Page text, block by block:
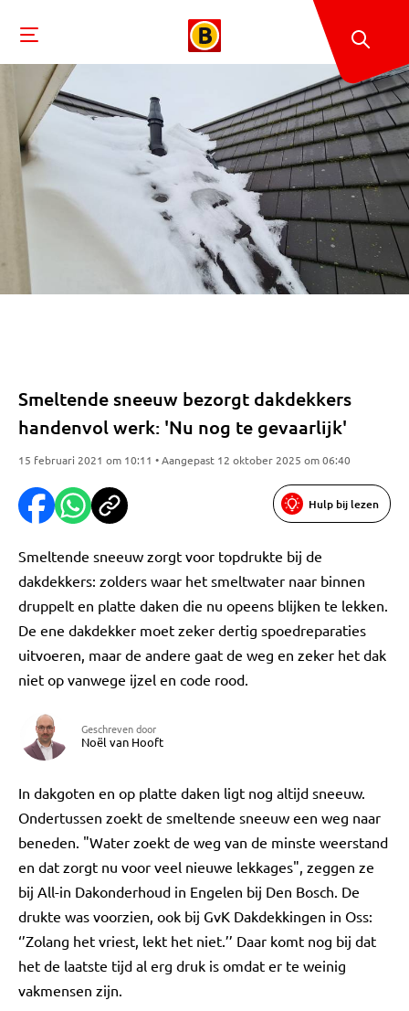
Smeltende sneeuw bezorgt dakdekkers
handenvol werk: 'Nu nog te gevaarlijk'
15 februari 2021 om 10:11 • Aangepast 12 oktober 2025 om 06:40
Hulp bij lezen
Smeltende sneeuw zorgt voor topdrukte bij de
dakdekkers: zolders waar het smeltwater naar binnen
druppelt en platte daken die nu opeens blijken te lekken.
De ene dakdekker moet zeker dertig spoedreparaties
uitvoeren, maar de andere gaat de weg en zeker het dak
niet op vanwege ijzel en code rood.
Geschreven door
Noël van Hooft
In dakgoten en op platte daken ligt nog altijd sneeuw.
Ondertussen zoekt de smeltende sneeuw een weg naar
beneden. "Water zoekt de weg van de minste weerstand
en dat zorgt nu voor veel nieuwe lekkages", zeggen ze
bij All-in Dakonderhoud in Engelen bij Den Bosch. De
drukte was voorzien, ook bij GvK Dakdekkingen in Oss:
‘’Zolang het vriest, lekt het niet.’’ Daar komt nog bij dat
het de laatste tijd al erg druk is omdat er te weinig
vakmensen zijn.